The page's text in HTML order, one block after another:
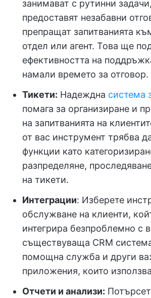
занимават с рутинни
предоставят незабавни
препращат запитванията
отдел или агент. Това ще
ефективността на
намали времето за отговор.
Тикети: Надеждна система
помага за организиране и
на запитванията на
от вас инструмент трябва
функции като
разпределяне,
на тикети.
Интеграции: Изберете
обслужване на клиенти,
интегрира безпроблемно с
съществуваща CRM
помощна служба и други
приложения, които
Отчети и анализи: